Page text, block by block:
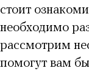
стоит
необходимо
рассмотрим
помогут вам